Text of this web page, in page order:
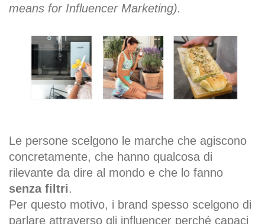
means for Influencer Marketing).
Le persone scelgono le marche che agiscono
concretamente, che hanno qualcosa di
rilevante da dire al mondo e che lo fanno
senza filtri.
Per questo motivo, i brand spesso scelgono di
parlare attraverso gli influencer perché capaci